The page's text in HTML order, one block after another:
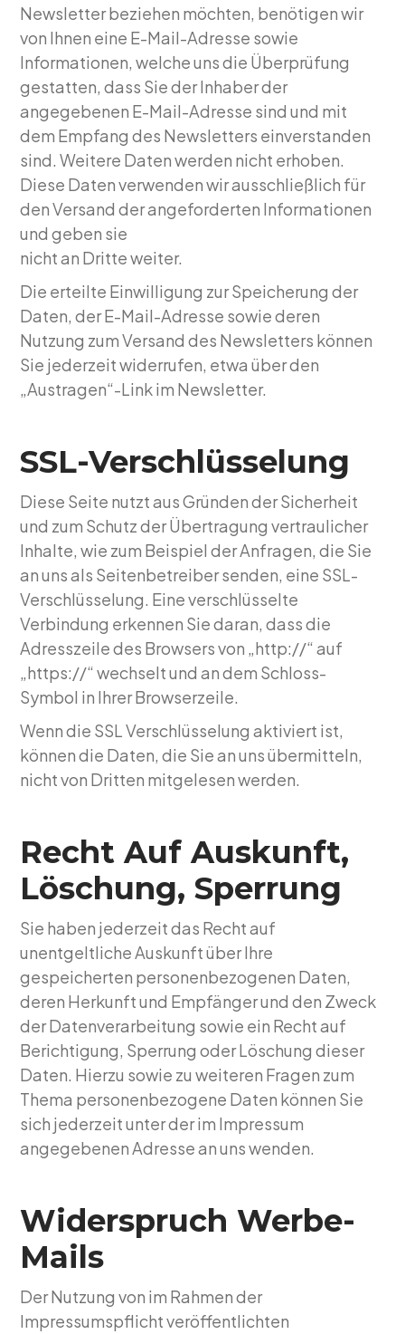
Newsletter beziehen möchten, benötigen wir
von Ihnen eine E-Mail-Adresse sowie
Informationen, welche uns die Überprüfung
gestatten, dass Sie der Inhaber der
angegebenen E-Mail-Adresse sind und mit
dem Empfang des Newsletters einverstanden
sind. Weitere Daten werden nicht erhoben.
Diese Daten verwenden wir ausschließlich für
den Versand der angeforderten Informationen
und geben sie
nicht an Dritte weiter.
Die erteilte Einwilligung zur Speicherung der
Daten, der E-Mail-Adresse sowie deren
Nutzung zum Versand des Newsletters können
Sie jederzeit widerrufen, etwa über den
„Austragen“-Link im Newsletter.
SSL-Verschlüsselung
Diese Seite nutzt aus Gründen der Sicherheit
und zum Schutz der Übertragung vertraulicher
Inhalte, wie zum Beispiel der Anfragen, die Sie
an uns als Seitenbetreiber senden, eine SSL-
Verschlüsselung. Eine verschlüsselte
Verbindung erkennen Sie daran, dass die
Adresszeile des Browsers von „http://“ auf
„https://“ wechselt und an dem Schloss-
Symbol in Ihrer Browserzeile.
Wenn die SSL Verschlüsselung aktiviert ist,
können die Daten, die Sie an uns übermitteln,
nicht von Dritten mitgelesen werden.
Recht Auf Auskunft,
Löschung, Sperrung
Sie haben jederzeit das Recht auf
unentgeltliche Auskunft über Ihre
gespeicherten personenbezogenen Daten,
deren Herkunft und Empfänger und den Zweck
der Datenverarbeitung sowie ein Recht auf
Berichtigung, Sperrung oder Löschung dieser
Daten. Hierzu sowie zu weiteren Fragen zum
Thema personenbezogene Daten können Sie
sich jederzeit unter der im Impressum
angegebenen Adresse an uns wenden.
Widerspruch Werbe-
Mails
Der Nutzung von im Rahmen der
Impressumspflicht veröffentlichten